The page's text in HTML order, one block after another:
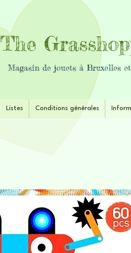
The
Magasin de jouets à Bruxelles
Listes Conditions générales